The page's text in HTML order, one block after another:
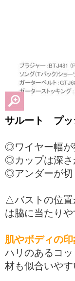
サルート プッ
◎ワイヤー幅が
◎カップは深さ
◎アンダーが切
△バストの位置
は脇に当たりや
肌やボディの印
ハリのあるコ
材も似合いやす